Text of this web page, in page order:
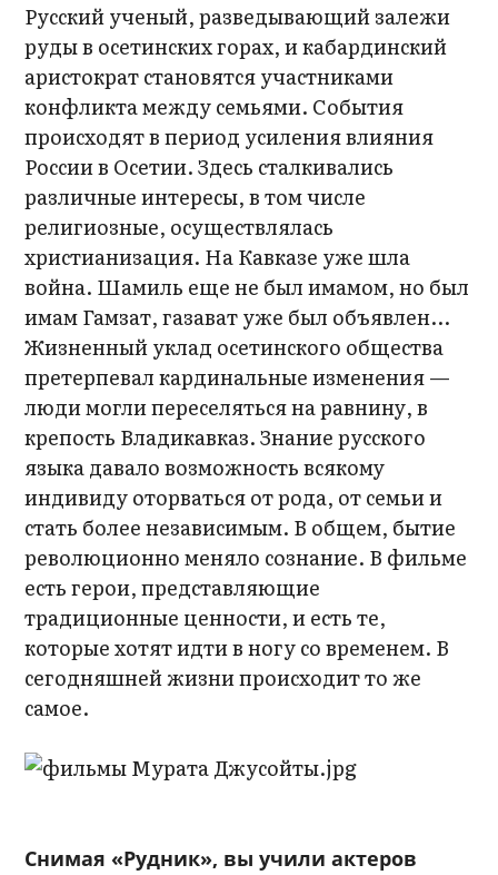
Русский ученый, разведывающий залежи
руды в осетинских горах, и кабардинский
аристократ становятся участниками
конфликта между семьями. События
происходят в период усиления влияния
России в Осетии. Здесь сталкивались
различные интересы, в том числе
религиозные, осуществлялась
христианизация. На Кавказе уже шла
война. Шамиль еще не был имамом, но был
имам Гамзат, газават уже был объявлен...
Жизненный уклад осетинского общества
претерпевал кардинальные изменения —
люди могли переселяться на равнину, в
крепость Владикавказ. Знание русского
языка давало возможность всякому
индивиду оторваться от рода, от семьи и
стать более независимым. В общем, бытие
революционно меняло сознание. В фильме
есть герои, представляющие
традиционные ценности, и есть те,
которые хотят идти в ногу со временем. В
сегодняшней жизни происходит то же
самое.
Снимая «Рудник», вы учили актеров